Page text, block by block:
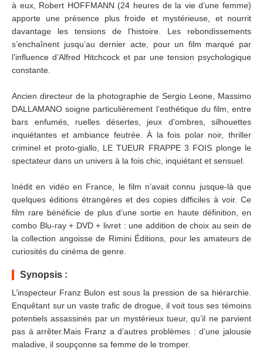
à eux, Robert HOFFMANN (24 heures de la vie d’une femme)
apporte une présence plus froide et mystérieuse, et nourrit
davantage les tensions de l’histoire. Les rebondissements
s’enchaînent jusqu’au dernier acte, pour un film marqué par
l’influence d’Alfred Hitchcock et par une tension psychologique
constante.
Ancien directeur de la photographie de Sergio Leone, Massimo
DALLAMANO soigne particulièrement l’esthétique du film, entre
bars enfumés, ruelles désertes, jeux d’ombres, silhouettes
inquiétantes et ambiance feutrée. À la fois polar noir, thriller
criminel et proto-giallo, LE TUEUR FRAPPE 3 FOIS plonge le
spectateur dans un univers à la fois chic, inquiétant et sensuel.
Inédit en vidéo en France, le film n’avait connu jusque-là que
quelques éditions étrangères et des copies difficiles à voir. Ce
film rare bénéficie de plus d’une sortie en haute définition, en
combo Blu-ray + DVD + livret : une addition de choix au sein de
la collection angoisse de Rimini Éditions, pour les amateurs de
curiosités du cinéma de genre.
Synopsis :
L’inspecteur Franz Bulon est sous la pression de sa hiérarchie.
Enquêtant sur un vaste trafic de drogue, il voit tous ses témoins
potentiels assassinés par un mystérieux tueur, qu’il ne parvient
pas à arrêter.Mais Franz a d’autres problèmes : d’une jalousie
maladive, il soupçonne sa femme de le tromper.